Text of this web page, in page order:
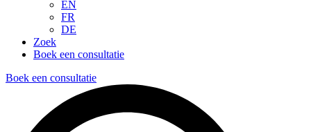
EN
FR
DE
Zoek
Boek een consultatie
Boek een consultatie